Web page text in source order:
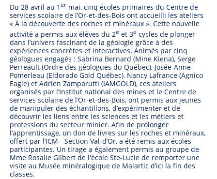
Du 28 avril au 1er mai, cinq écoles primaires du Centre de
services scolaire de l’Or-et-des-Bois ont accueilli les ateliers
« À la découverte des roches et minéraux ». Cette nouvelle
activité a permis aux élèves du 2e et 3e cycles de plonger
dans l’univers fascinant de la géologie grâce à des
expériences concrètes et interactives. Animés par cinq
géologues engagés : Sabrina Bernard (Mine Kiena), Serge
Perreault (Ordre des géologues du Québec), Josée-Anne
Pomerleau (Eldorado Gold Québec), Nancy Lafrance (Agnico
Eagle) et Adrien Zamparutti (IAMGOLD), ces ateliers
organisés par l’Institut national des mines et le Centre de
services scolaire de l’Or-et-des-Bois, ont permis aux jeunes
de manipuler des échantillons, d’expérimenter et de
découvrir les liens entre les sciences et les métiers et
professions du secteur minier. Afin de prolonger
l’apprentissage, un don de livres sur les roches et minéraux,
offert par l’ICM - Section Val-d’Or, a été remis aux écoles
participantes. Un tirage a également permis au groupe de
Mme Rosalie Gilbert de l'école Ste-Lucie de remporter une
visite au Musée minéralogique de Malartic d’ici la fin des
classes.